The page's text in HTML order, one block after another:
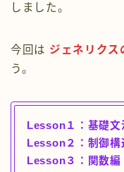
Kotlinで色々なゲー
Kotlin以外の言語の
しました。
今回は ジェネリクス
う。
Lesson１：基礎文
Lesson２：制御構
Lesson３：関数編